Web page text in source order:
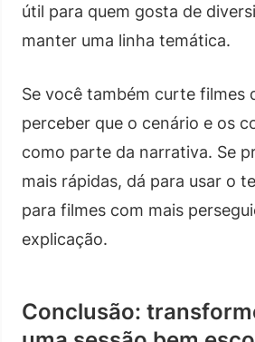
útil para quem gosta de
manter uma linha temática.
Se você também curte filmes
perceber que o cenário e os
como parte da narrativa. Se
mais rápidas, dá para usar o
para filmes com mais
explicação.
Conclusão: